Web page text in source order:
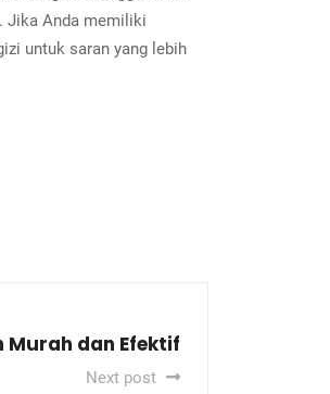
Jika Anda memiliki
untuk saran yang lebih
Murah dan Efektif
Next post